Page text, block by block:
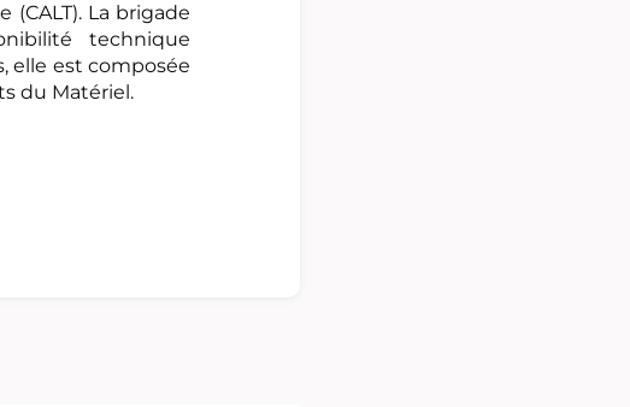
La brigade
technique
elle est composée
du Matériel.